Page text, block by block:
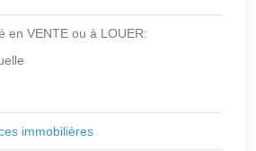
en VENTE ou à LOUER:
immobilières